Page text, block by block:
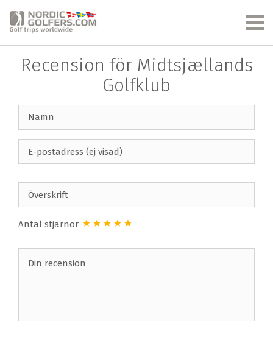
Recension för Midtsjællands
Golfklub
Antal stjärnor